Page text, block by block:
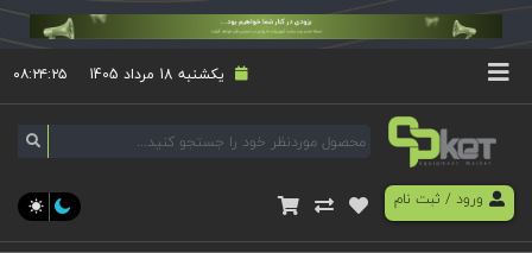
یکشنبه 18 مرداد 1405 ۰۸:۲۴:۲۶
ورود/ ثبت نام